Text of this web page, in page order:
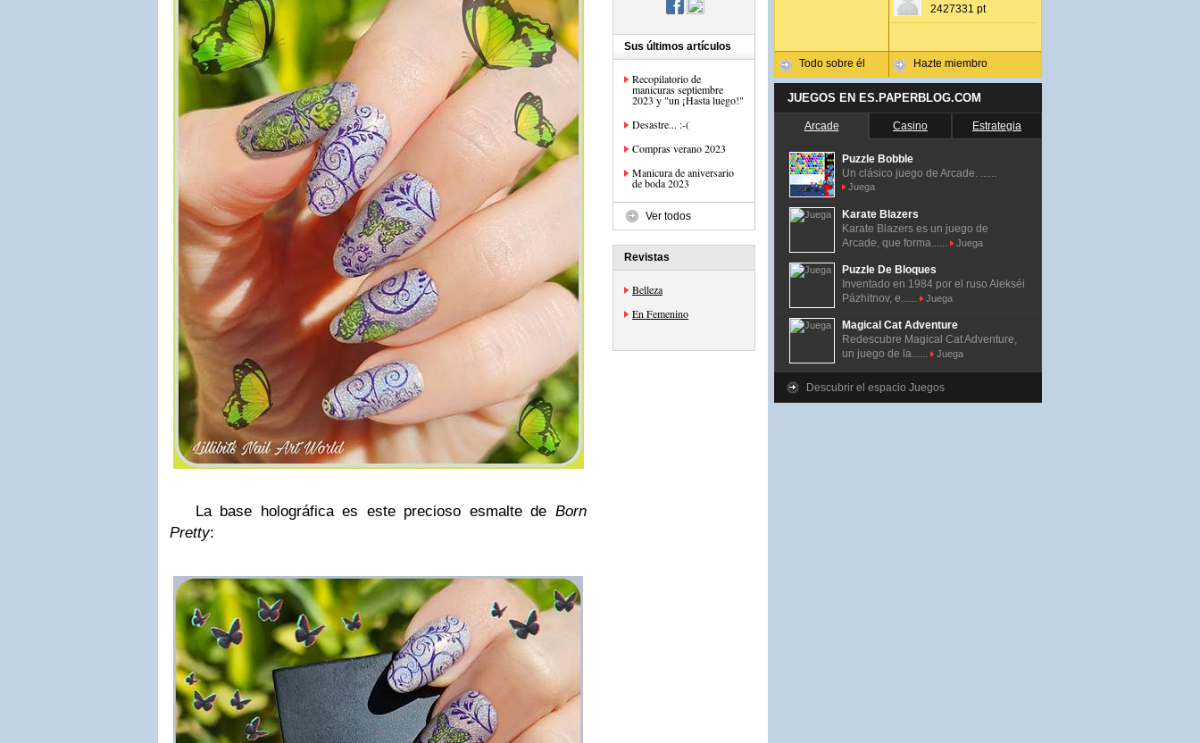
La base holográfica es este precioso esmalte de Born
Pretty:
Sus últimos artículos
Recopilatorio de
manicuras septiembre
2023 y "un ¡Hasta luego!"
Desastre... :-(
Compras verano 2023
Manicura de aniversario
de boda 2023
Ver todos
Revistas
Belleza
En Femenino
Todo sobre él
2427331 pt
Hazte miembro
JUEGOS EN ES.PAPERBLOG.COM
Arcade Casino Estrategia
Puzzle Bobble
Un clásico juego de Arcade. ......
Juega
Karate Blazers
Karate Blazers es un juego de
Arcade, que forma......
Juega
Puzzle De Bloques
Inventado en 1984 por el ruso Alekséi
Pázhitnov, e......
Juega
Magical Cat Adventure
Redescubre Magical Cat Adventure,
un juego de la......
Juega
Descubrir el espacio Juegos